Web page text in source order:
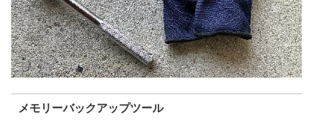
メモリーバックアップツール